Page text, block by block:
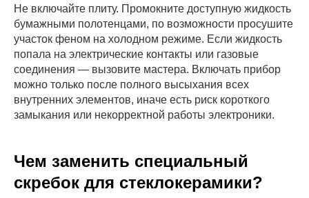
Не включайте плиту. Промокните доступную жидкость
бумажными полотенцами, по возможности просушите
участок феном на холодном режиме. Если жидкость
попала на электрические контакты или газовые
соединения — вызовите мастера. Включать прибор
можно только после полного высыхания всех
внутренних элементов, иначе есть риск короткого
замыкания или некорректной работы электроники.
Чем заменить специальный
скребок для стеклокерамики?
ОГРНИП 320784700295510
ИНН 781439827952